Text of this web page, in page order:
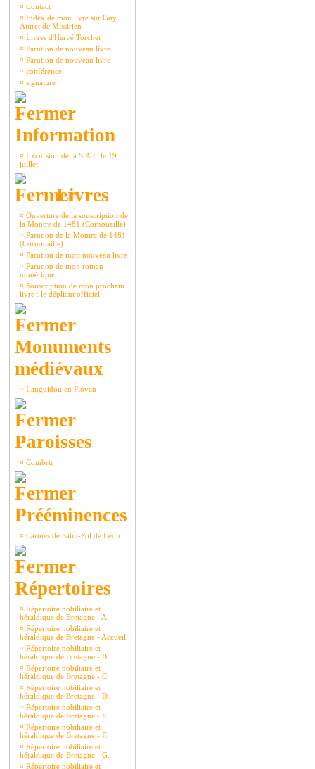
¤ Contact
¤ Index de mon livre sur Guy
Autret de Missirien
¤ Livres d'Hervé Torchet
¤ Parution de nouveau livre
¤ Parution de nouveau livre
¤ conférence
¤ signature
Information
¤ Excursion de la S.A.F. le 19
juillet
Livres
¤ Ouverture de la souscription de
la Montre de 1481 (Cornouaille)
¤ Parution de la Montre de 1481
(Cornouaille)
¤ Parution de mon nouveau livre
¤ Parution de mon roman
numérique
¤ Souscription de mon prochain
livre : le dépliant officiel
Monuments
médiévaux
¤ Languidou en Plovan
Paroisses
¤ Combrit
Prééminences
¤ Carmes de Saint-Pol de Léon
Répertoires
¤ Répertoire nobiliaire et
héraldique de Bretagne - A.
¤ Répertoire nobiliaire et
héraldique de Bretagne - Accueil.
¤ Répertoire nobiliaire et
héraldique de Bretagne - B.
¤ Répertoire nobiliaire et
héraldique de Bretagne - C.
¤ Répertoire nobiliaire et
héraldique de Bretagne - D.
¤ Répertoire nobiliaire et
héraldique de Bretagne - E.
¤ Répertoire nobiliaire et
héraldique de Bretagne - F.
¤ Répertoire nobiliaire et
héraldique de Bretagne - G.
¤ Répertoire nobiliaire et